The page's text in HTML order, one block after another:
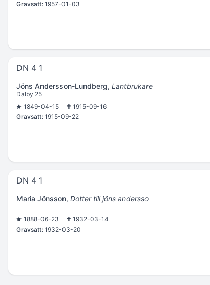
Gravsatt: 1957-01-03
DN 4 1
Jöns Andersson-Lundberg, Lantbrukare
Dalby 25
1849-04-15
1915-09-16
Gravsatt: 1915-09-22
DN 4 1
Maria Jönsson, Dotter till jöns andersso
1888-06-23
1932-03-14
Gravsatt: 1932-03-20